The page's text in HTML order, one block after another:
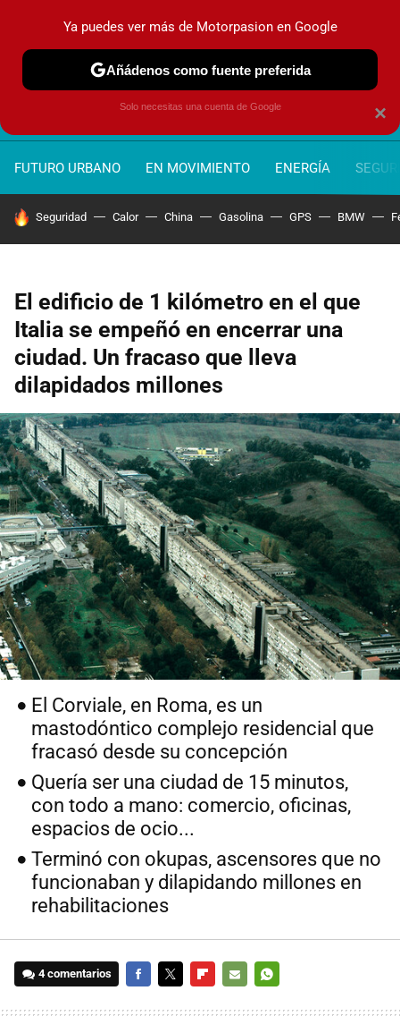
FUTURO URBANO EN MOVIMIENTO ENERGÍA
HOY SE HABLA DE
Seguridad Calor China Gasolina GPS BMW
El edificio de 1 kilómetro en el que
Italia se empeñó en encerrar una
ciudad. Un fracaso que lleva
dilapidados millones
El Corviale, en Roma, es un
mastodóntico complejo residencial que
fracasó desde su concepción
Quería ser una ciudad de 15 minutos,
con todo a mano: comercio, oficinas,
espacios de ocio...
Terminó con okupas, ascensores que no
funcionaban y dilapidando millones en
rehabilitaciones
4 comentarios
×
Ya puedes ver más de Motorpasion en Google
Añádenos como fuente preferida
Solo necesitas una cuenta de Google